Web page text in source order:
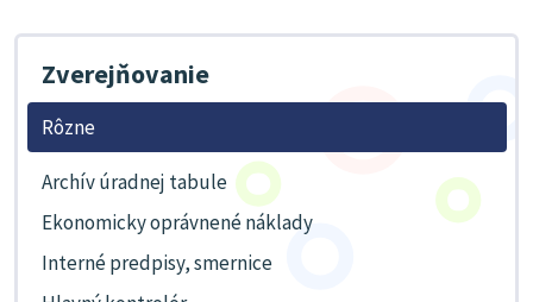
Zverejňovanie
Rôzne
Archív úradnej tabule
Ekonomicky oprávnené náklady
Interné predpisy, smernice